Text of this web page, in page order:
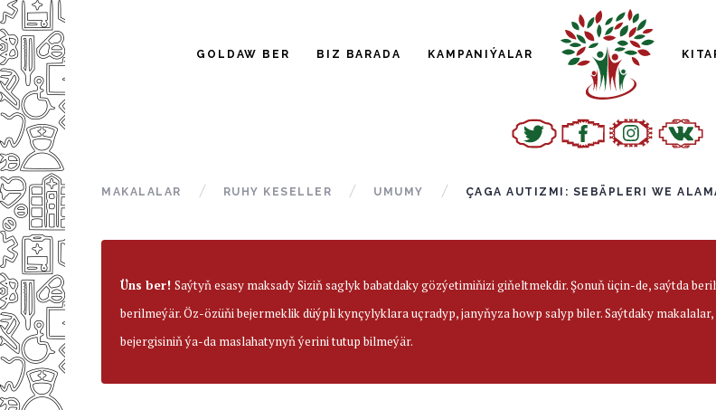
GOLDAW BER BIZ BARADA KAMPANIÝALAR
MAKALALAR RUHY KESELLER UMUMY ÇAGA AUTIZMI: SEBÄPLERI WE
Üns ber! Saýtyň esasy maksady Siziň saglyk babatdaky gözýetimiňizi giňeltmekdir. Şonuň üçin-de, saýtda
berilmeýär. Öz-özüňi bejermeklik düýpli kynçylyklara uçradyp, janyňyza howp salyp biler. Saýtdaky
bejergisiniň ýa-da maslahatynyň ýerini tutup bilmeýär.